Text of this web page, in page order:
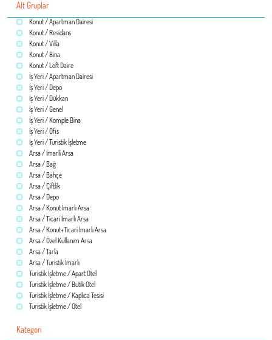
Alt Gruplar
Konut / Apartman Dairesi
Konut / Residans
Konut / Villa
Konut / Bina
Konut / Loft Daire
İş Yeri / Apartman Dairesi
İş Yeri / Depo
İş Yeri / Dükkan
İş Yeri / Genel
İş Yeri / Komple Bina
İş Yeri / Ofis
İş Yeri / Turistik İşletme
Arsa / İmarli Arsa
Arsa / Bağ
Arsa / Bahçe
Arsa / Çiftlik
Arsa / Depo
Arsa / Konut İmarlı Arsa
Arsa / Ticari İmarlı Arsa
Arsa / Konut+Ticari İmarlı Arsa
Arsa / Özel Kullanım Arsa
Arsa / Tarla
Arsa / Turistik İmarlı
Turistik İşletme / Apart Otel
Turistik İşletme / Butik Otel
Turistik İşletme / Kaplıca Tesisi
Turistik İşletme / Otel
Kategori